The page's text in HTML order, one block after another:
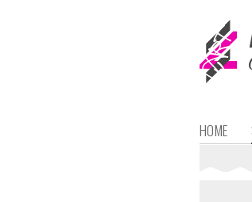
HOME